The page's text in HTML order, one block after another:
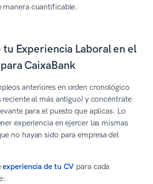
manera cuantificable.
Experiencia Laboral en el
CaixaBank
anteriores en orden cronológico
reciente al más antiguo) y concéntrate
para el puesto que aplicas. Lo
experiencia en ejercer las mismas
no hayan sido para empresa del
experiencia de tu CV para cada